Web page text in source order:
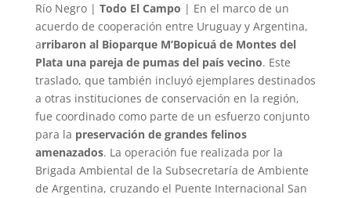
Río Negro | Todo El Campo | En el marco de un
acuerdo de cooperación entre Uruguay y Argentina,
arribaron al Bioparque M’Bopicuá de Montes del
Plata una pareja de pumas del país vecino. Este
traslado, que también incluyó ejemplares destinados
a otras instituciones de conservación en la región,
fue coordinado como parte de un esfuerzo conjunto
para la preservación de grandes felinos
amenazados. La operación fue realizada por la
Brigada Ambiental de la Subsecretaría de Ambiente
de Argentina, cruzando el Puente Internacional San